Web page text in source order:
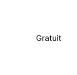
Gratuit